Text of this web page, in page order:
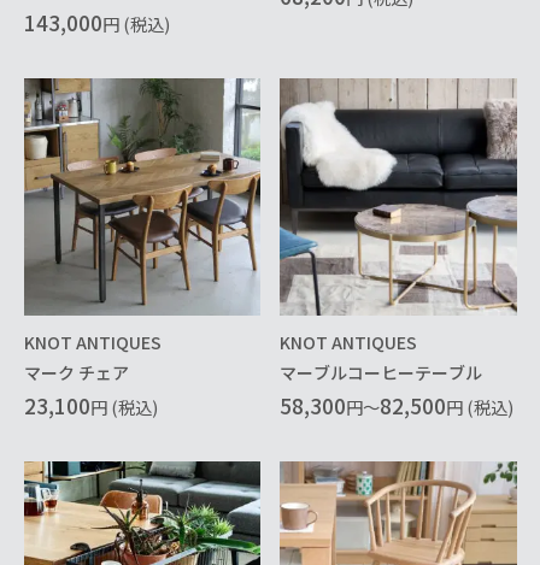
143,000円 (税込)
KNOT ANTIQUES
マーク チェア
23,100円 (税込)
KNOT ANTIQUES
マーブルコーヒーテーブル
58,300円～82,500円 (税込)